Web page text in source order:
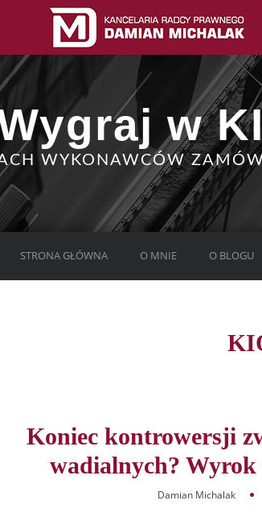
w
WYKONAWCÓW
STRONA GŁÓWNA O MNIE O BLOGU
Koniec kontrowersji
wadialnych?
Damian Michalak